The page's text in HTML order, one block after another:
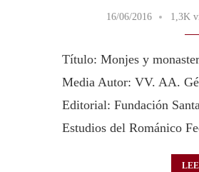
16/06/2016 1,3K
Título: Monjes y
Media Autor: VV. AA.
Editorial: Fundación
Estudios del Románico